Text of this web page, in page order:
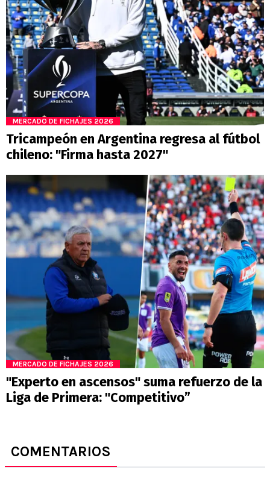
MERCADO DE FICHAJES 2026
Tricampeón en Argentina regresa al fútbol
chileno: "Firma hasta 2027"
MERCADO DE FICHAJES 2026
"Experto en ascensos" suma refuerzo de la
Liga de Primera: "Competitivo”
COMENTARIOS